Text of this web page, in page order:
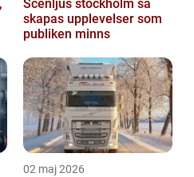
Scenljus stockholm så
skapas upplevelser som
publiken minns
02 maj 2026